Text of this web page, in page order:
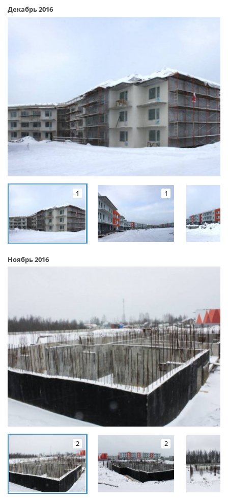
Декабрь 2016
1 1
Ноябрь 2016
2 2